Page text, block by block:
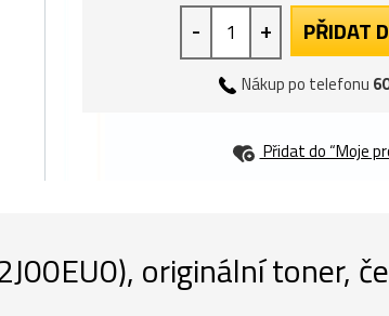
- + PŘIDAT
Nákup po telefonu
Přidat do “Moje
originální toner,